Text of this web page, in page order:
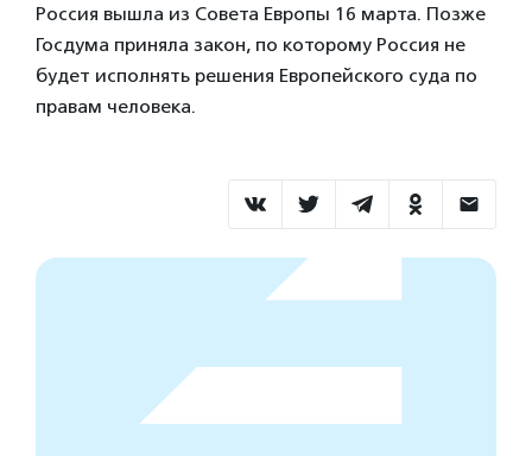
Россия вышла из Совета Европы 16 марта. Позже
Госдума приняла закон, по которому Россия не
будет исполнять решения Европейского суда по
правам человека.